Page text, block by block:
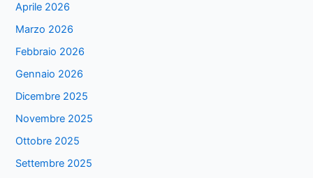
Aprile 2026
Marzo 2026
Febbraio 2026
Gennaio 2026
Dicembre 2025
Novembre 2025
Ottobre 2025
Settembre 2025